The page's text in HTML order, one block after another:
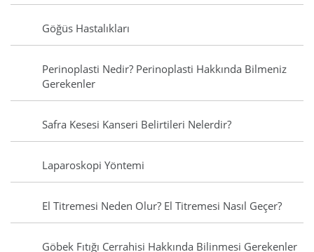
Göğüs Hastalıkları
Perinoplasti Nedir? Perinoplasti Hakkında Bilmeniz
Gerekenler
Safra Kesesi Kanseri Belirtileri Nelerdir?
Laparoskopi Yöntemi
El Titremesi Neden Olur? El Titremesi Nasıl Geçer?
Göbek Fıtığı Cerrahisi Hakkında Bilinmesi Gerekenler